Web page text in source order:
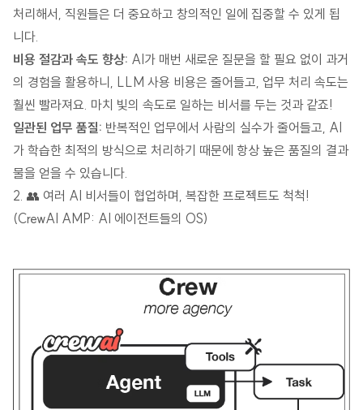
처리해서, 직원들은 더 중요하고 창의적인 일에 집중할 수 있게 됩
니다.
비용 절감과 속도 향상: AI가 매번 새로운 질문을 할 필요 없이 과거
의 경험을 활용하니, LLM 사용 비용은 줄어들고, 업무 처리 속도는
훨씬 빨라져요. 마치 빛의 속도로 일하는 비서를 두는 것과 같죠!
일관된 업무 품질: 반복적인 업무에서 사람의 실수가 줄어들고, AI
가 학습한 최적의 방식으로 처리하기 때문에 항상 높은 품질의 결과
물을 얻을 수 있습니다.
2. 👥 여러 AI 비서들이 협업하며, 복잡한 프로젝트도 척척!
(CrewAI AMP: AI 에이전트들의 OS)